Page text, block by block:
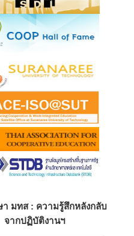
มทส : ความรู้สึกหลังกลับ
จากปฏิบัติงานฯ